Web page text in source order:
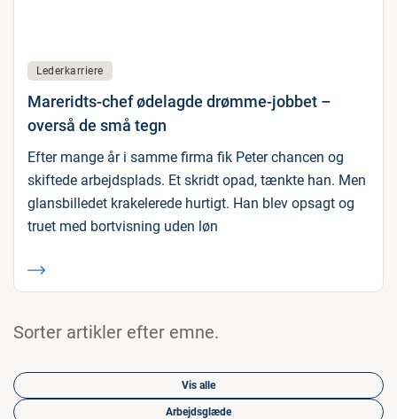
Lederkarriere
Mareridts-chef ødelagde drømme-jobbet –
overså de små tegn
Efter mange år i samme firma fik Peter chancen og
skiftede arbejdsplads. Et skridt opad, tænkte han. Men
glansbilledet krakelerede hurtigt. Han blev opsagt og
truet med bortvisning uden løn
Sorter artikler efter emne.
Vis alle
Arbejdsglæde